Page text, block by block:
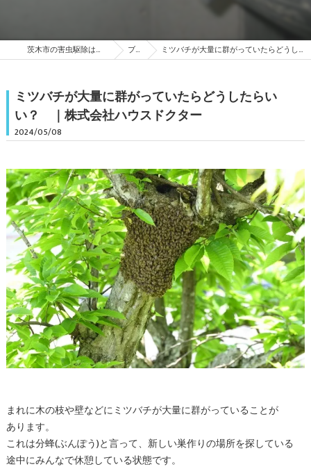
茨木市の害虫駆除は株式会社ハウスドクター ブログ ミツバチが大量に群がっていたらどうしたらいい？ ｜株式会社ハウスドクター
ミツバチが大量に群がっていたらどうしたらい
い？ ｜株式会社ハウスドクター
2024/05/08
まれに木の枝や壁などにミツバチが大量に群がっていることが
あります。
これは分蜂(ぶんぽう)と言って、新しい巣作りの場所を探している
途中にみんなで休憩している状態です。